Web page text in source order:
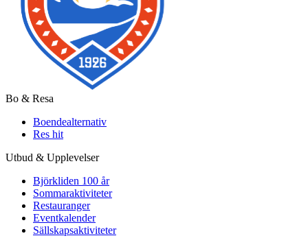
Bo & Resa
Boendealternativ
Res hit
Utbud & Upplevelser
Björkliden 100 år
Sommaraktiviteter
Restauranger
Eventkalender
Sällskapsaktiviteter